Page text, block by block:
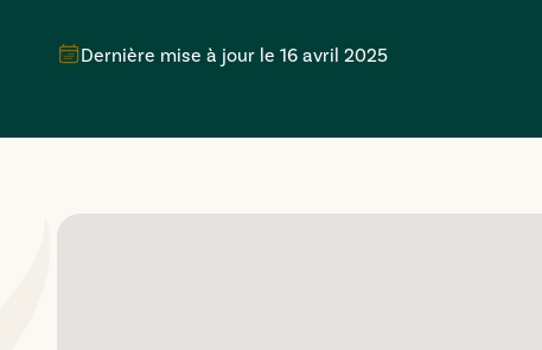
Dernière mise à jour le 16 avril 2025